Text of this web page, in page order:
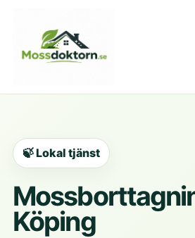
🍃 Lokal tjänst
Köping